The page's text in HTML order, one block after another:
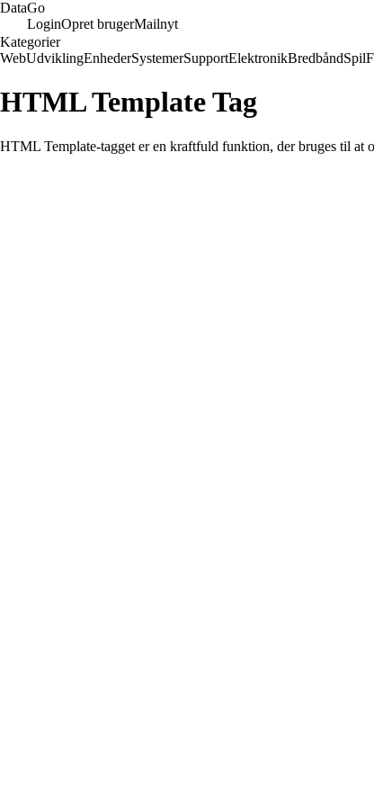
DataGo
LoginOpret brugerMailnyt
Kategorier
WebUdviklingEnhederSystemerSupportElektronikBredbåndSpil
HTML Template Tag
HTML Template-tagget er en kraftfuld funktion, der bruges til at